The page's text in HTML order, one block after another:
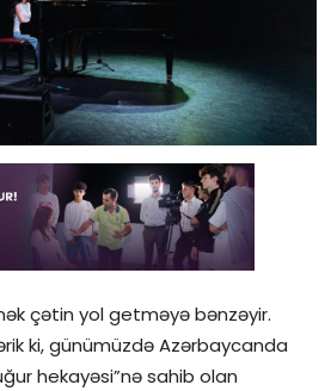
çətin yol getməyə bənzəyir.
ki, günümüzdə Azərbaycanda
hekayəsi”nə sahib olan